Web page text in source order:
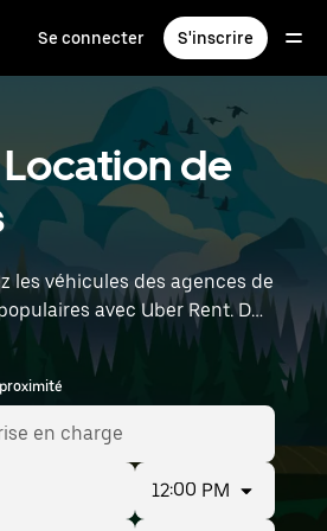
Se connecter S'inscrire
de
les véhicules des agences de
avec Uber Rent. Des
aux berlines de luxe en
vous trouverez des
aux voyageurs en solo et aux
jusqu'à sept personnes.
l'emplacement (par
Airport) pour trouver des
à proximité.
en charge
12:00 PM